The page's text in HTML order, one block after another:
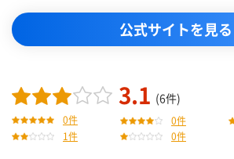
公式サイトを見る
3.1 (6件)
0件 0件
1件
0件